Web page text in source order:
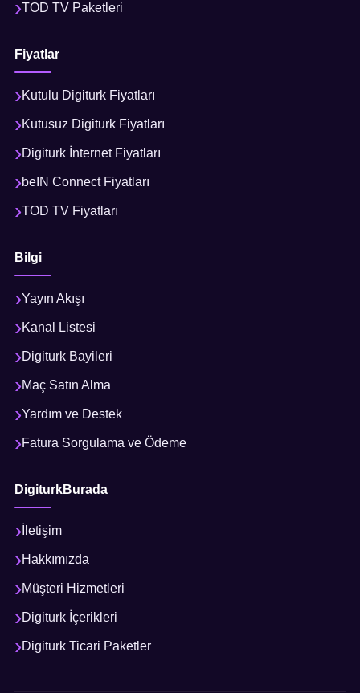
TOD TV Paketleri
Fiyatlar
Kutulu Digiturk Fiyatları
Kutusuz Digiturk Fiyatları
Digiturk İnternet Fiyatları
beIN Connect Fiyatları
TOD TV Fiyatları
Bilgi
Yayın Akışı
Kanal Listesi
Digiturk Bayileri
Maç Satın Alma
Yardım ve Destek
Fatura Sorgulama ve Ödeme
DigiturkBurada
İletişim
Hakkımızda
Müşteri Hizmetleri
Digiturk İçerikleri
Digiturk Ticari Paketler